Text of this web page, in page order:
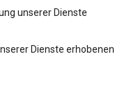
unserer Dienste
Dienste erhobenen